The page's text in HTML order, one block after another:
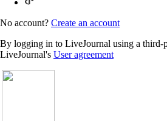
No account? Create an account
By logging in to LiveJournal using a third-
LiveJournal's User agreement